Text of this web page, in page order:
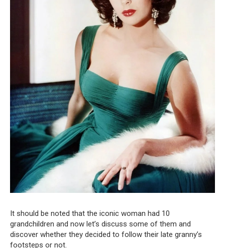
It should be noted that the iconic woman had 10
grandchildren and now let’s discuss some of them and
discover whether they decided to follow their late granny’s
footsteps or not.